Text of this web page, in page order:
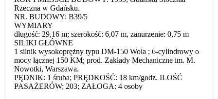
Rzeczna w Gdańsku.
NR. BUDOWY: B39/5
WYMIARY
długość: 29,16 m; szerokość: 6,07 m, zanurzenie: 0,75 m
SILIKI GŁÓWNE
1 silnik wysokoprężny typu DM-150 Wola ; 6-cylindrowy o
mocy łącznej 150 KM; prod. Zakłady Mechaniczne im. M.
Nowotki, Warszawa.
PĘDNIK: 1 śruba; PRĘDKOŚĆ: 18 km/godz. ILOŚĆ
PASAŻERÓW; 203; ZAŁOGA: 4 osoby